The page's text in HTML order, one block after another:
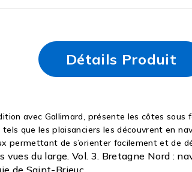
Détails Produit
avec Gallimard, présente les côtes
que les plaisanciers les découvrent en
permettant de s’orienter facilement et de
vues du large. Vol. 3. Bretagne Nord :
de Saint-Brieuc